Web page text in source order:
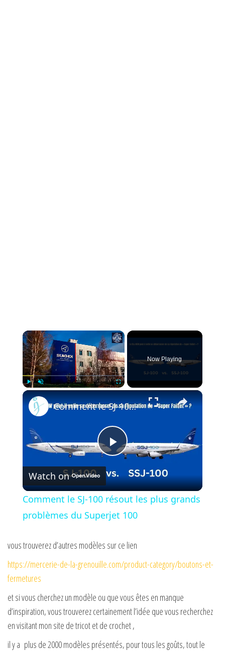
×
Now Playing
×
P
l
a
y
i
d
Comment le SJ-100 résout les plus grands problèmes du Superjet 100
Watch on
Comment le SJ-100 résout les plus grands
problèmes du Superjet 100
vous trouverez d’autres modèles sur ce lien
https://mercerie-de-la-grenouille.com/product-category/boutons-et-
fermetures
et si vous cherchez un modèle ou que vous êtes en manque
d’inspiration, vous trouverez certainement l’idée que vous recherchez
en visitant mon site de tricot et de crochet ,
il y a plus de 2000 modèles présentés, pour tous les goûts, tout le